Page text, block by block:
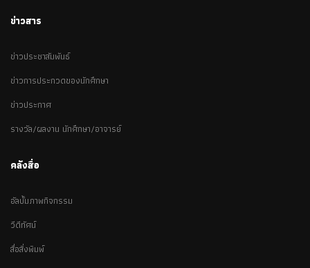
ข่าวสาร
ข่าวประชาสัมพันธ์
ข่าวการประกวดของนักศึกษา
ข่าวประกาศ
รางวัล/ผลงาน นักศึกษา/อาจารย์
คลังสื่อ
อัลบั้มภาพกิจกรรม
วีดีทัศน์
สื่อสิ่งพิมพ์